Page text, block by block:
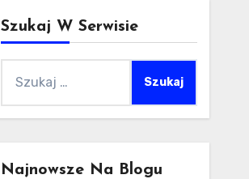
Szukaj W Serwisie
Najnowsze Na Blogu